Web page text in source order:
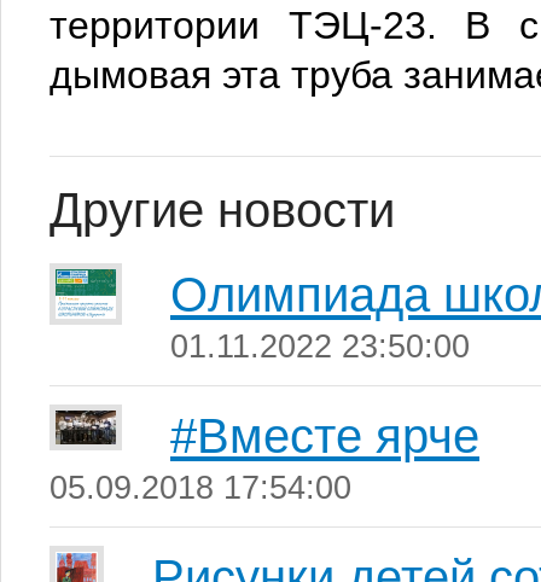
территории ТЭЦ-23. В
дымовая эта труба
Другие новости
Олимпиада
01.11.2022 23:50:00
#Вместе ярче
05.09.2018 17:54:00